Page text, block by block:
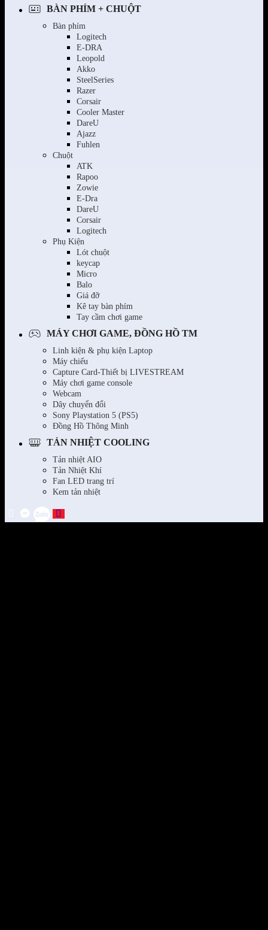
BÀN PHÍM + CHUỘT
Bàn phím
Logitech
E-DRA
Leopold
Akko
SteelSeries
Razer
Corsair
Cooler Master
DareU
Ajazz
Fuhlen
Chuột
ATK
Rapoo
Zowie
E-Dra
DareU
Corsair
Logitech
Phụ Kiện
Lót chuột
keycap
Micro
Balo
Giá đỡ
Kê tay bàn phím
Tay cầm chơi game
MÁY CHƠI GAME, ĐỒNG HỒ TM
Linh kiện & phụ kiện Laptop
Máy chiếu
Capture Card-Thiết bị LIVESTREAM
Máy chơi game console
Webcam
Dây chuyển đổi
Sony Playstation 5 (PS5)
Đồng Hồ Thông Minh
TẢN NHIỆT COOLING
Tản nhiệt AIO
Tản Nhiệt Khí
Fan LED trang trí
Kem tản nhiệt